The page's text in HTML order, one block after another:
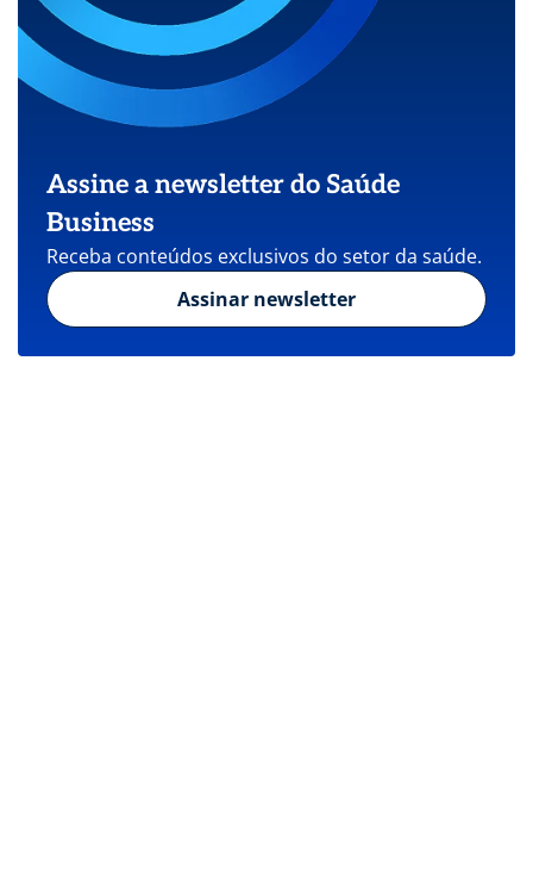
Assine a newsletter do Saúde
Business
Receba conteúdos exclusivos do setor da saúde.
Assinar newsletter